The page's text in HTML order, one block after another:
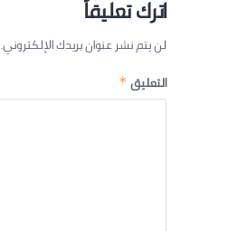
اترك تعليقاً
لن يتم نشر عنوان بريدك الإلكتروني.
التعليق *